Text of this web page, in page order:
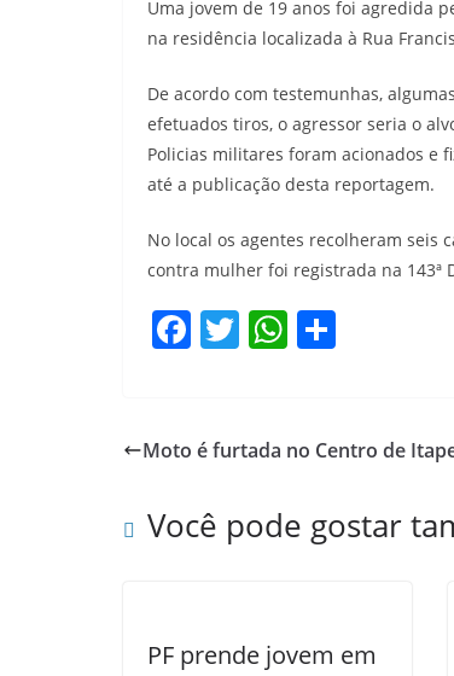
Uma jovem de 19 anos foi agredida
na residência localizada à Rua
De acordo com testemunhas,
efetuados tiros, o agressor seria o
Policias militares foram acionados e
até a publicação desta reportagem.
No local os agentes recolheram seis
contra mulher foi registrada na 143ª
F
e
o
T
er
W
s
p
e
Moto é furtada no Centro de
Você pode gostar
PF prende jovem em